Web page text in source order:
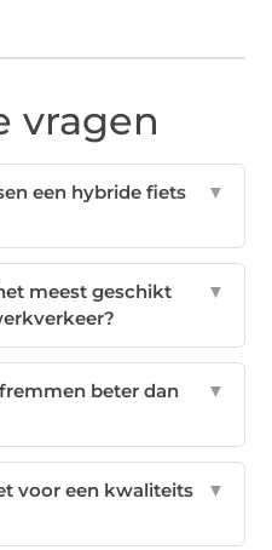
vragen
een hybride fiets
▼
meest geschikt
▼
beter dan
▼
voor een kwaliteits
▼